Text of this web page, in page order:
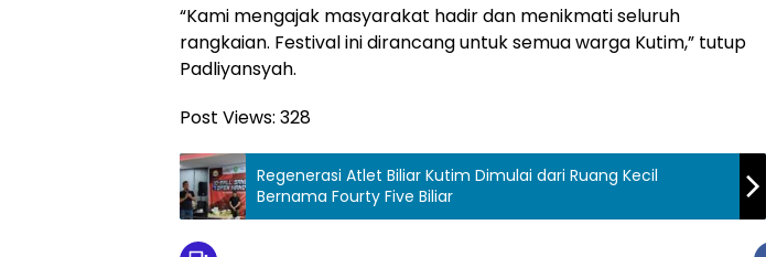
“Kami mengajak masyarakat hadir dan menikmati seluruh
rangkaian. Festival ini dirancang untuk semua warga Kutim,” tutup
Padliyansyah.
Post Views: 328
Regenerasi Atlet Biliar Kutim Dimulai dari Ruang Kecil
Bernama Fourty Five Biliar